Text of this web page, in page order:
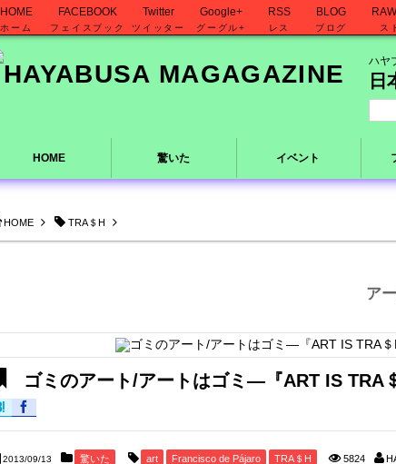
HOME TRA＄H
ア
ゴミのアート/アートはゴミ―『ART IS TRA
2013/09/13 驚いた art Francisco de Pájaro TRA＄H 5824
HOME
ホーム
FACEBOOK
フェイスブック
Twitter
ツイッター
Google+
グーグル+
RSS
レス
BLOG
ブログ ス
HOME 驚いた イベント
ハヤ
日